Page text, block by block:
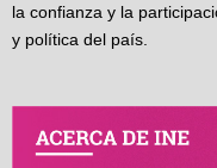
la confianza y la
y política del país.